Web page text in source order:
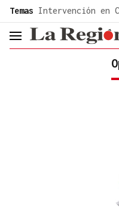
common.go-to-content
Temas Intervención en
header.menu.open